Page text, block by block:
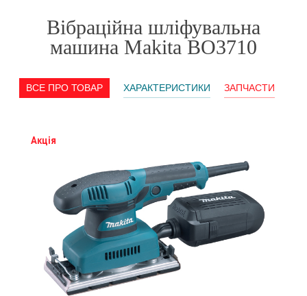
Вібраційна шліфувальна
машина Makita BO3710
ВСЕ ПРО ТОВАР ХАРАКТЕРИСТИКИ ЗАПЧАСТИ
Акція